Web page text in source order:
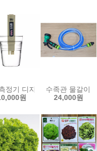
프 뚜껑 배수구 덮개
원형 마감 앤드 캡 배관
정기 디지털 우리집 수질측
원
수족관 물갈이
24,000원